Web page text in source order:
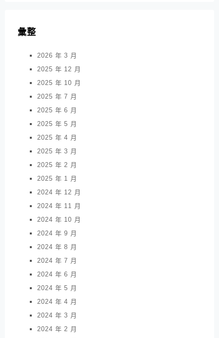
彙整
2026 年 3 月
2025 年 12 月
2025 年 10 月
2025 年 7 月
2025 年 6 月
2025 年 5 月
2025 年 4 月
2025 年 3 月
2025 年 2 月
2025 年 1 月
2024 年 12 月
2024 年 11 月
2024 年 10 月
2024 年 9 月
2024 年 8 月
2024 年 7 月
2024 年 6 月
2024 年 5 月
2024 年 4 月
2024 年 3 月
2024 年 2 月